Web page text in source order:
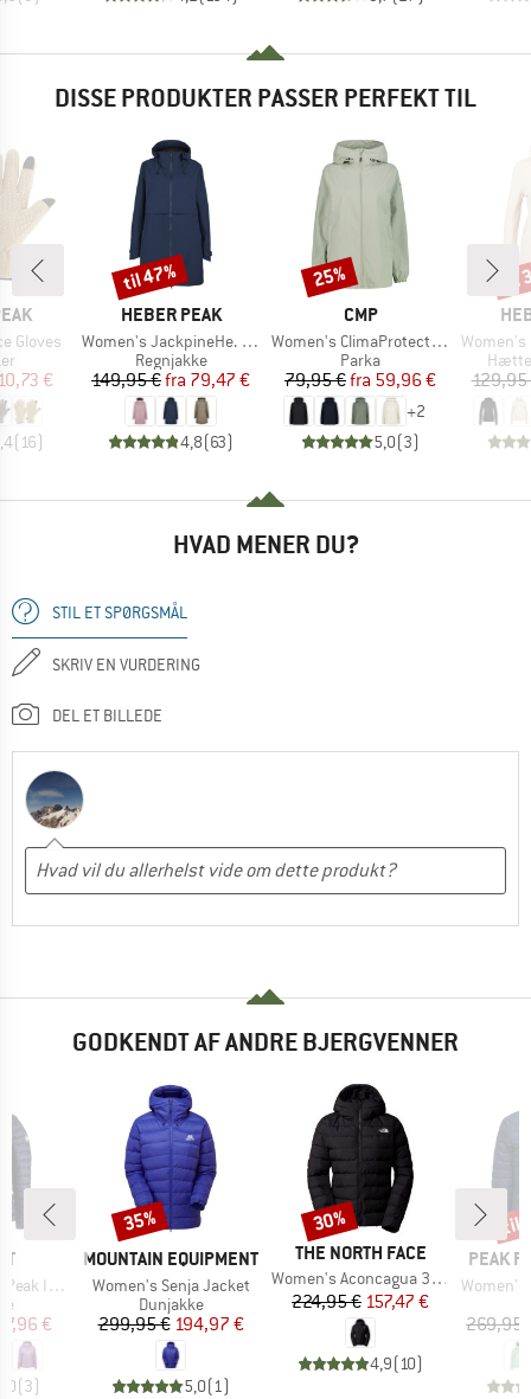
DISSE PRODUKTER PASSER PERFEKT TIL
Gloves
pris
€
(16)
MÆRKE
HEBER PEAK
Artikel
Women's JackpineHe. Raincoat
Produktgruppe
Regnjakke
Pris
149,95 € Nedsat pris
fra 79,47 €
4,8(63)
Rabat
til 47%
MÆRKE
CMP
Artikel
Women's ClimaProtect Jacket Fix Hood
Produktgruppe
Parka
Pris
79,95 € Nedsat pris
fra 59,96 €
+2
5,0(3)
Rabat
25%
Artikel
Women's
129,95
HVAD MENER DU?
STIL ET SPØRGSMÅL
SKRIV EN VURDERING
DEL ET BILLEDE
GODKENDT AF ANDRE BJERGVENNER
Jacket
pris
€
(3)
MÆRKE
MOUNTAIN EQUIPMENT
Artikel
Women's Senja Jacket
Produktgruppe
Dunjakke
Pris
299,95 €Nedsat pris
194,97 €
5,0(1)
Rabat
35%
MÆRKE
THE NORTH FACE
Artikel
Women's Aconcagua 3 Hoodie
Pris
224,95 €Nedsat pris
157,47 €
4,9(10)
Rabat
30%
MÆRKE
PEAK
Artikel
Women's
269,95
til